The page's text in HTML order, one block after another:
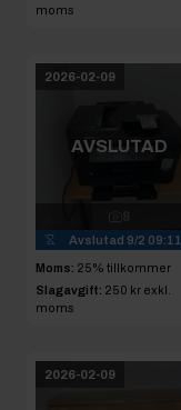
moms
2026-02-09
AVSLUTAD
Avslutad 9/2 09:11
Moms: 25% tillkommer
Slagavgift: 250 kr exkl.
moms
2026-02-09